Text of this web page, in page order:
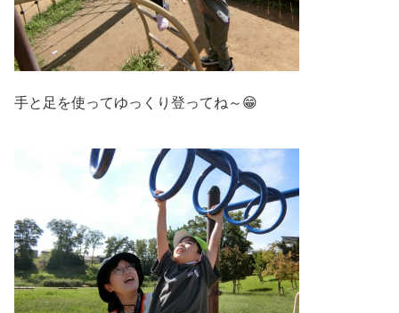
手と足を使ってゆっくり登ってね～😁